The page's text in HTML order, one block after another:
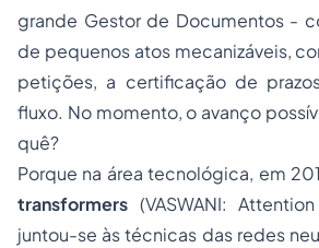
grande Gestor de Documentos -
de pequenos atos mecanizáveis,
petições, a certificação de
fluxo. No momento, o avanço
quê?
Porque na área tecnológica, em
transformers (VASWANI:
juntou-se às técnicas das redes